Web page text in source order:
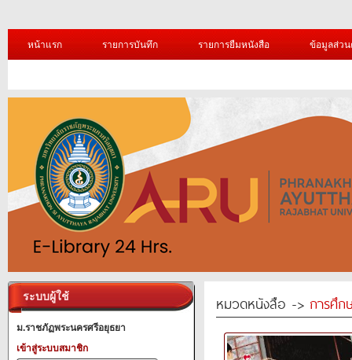
หน้าแรก รายการบันทึก รายการยืมหนังสือ ข้อมูลส่ว
ระบบผู้ใช้
ม.ราชภัฏพระนครศรีอยุธยา
เข้าสู่ระบบสมาชิก
หมวดหนังสือ -> การศึก